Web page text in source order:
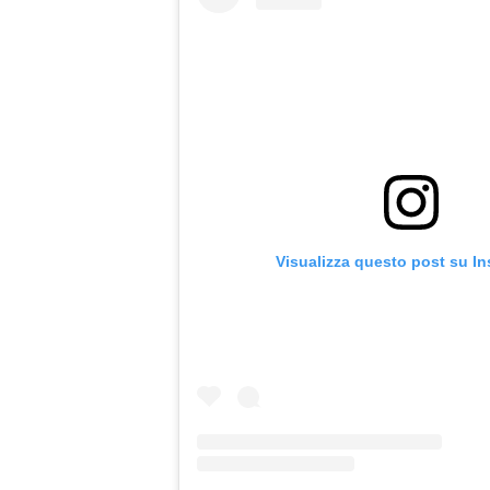
Visualizza questo post su